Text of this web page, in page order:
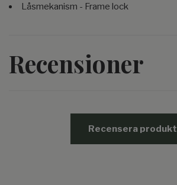
Låsmekanism - Frame lock
Recensioner
Recensera produkt